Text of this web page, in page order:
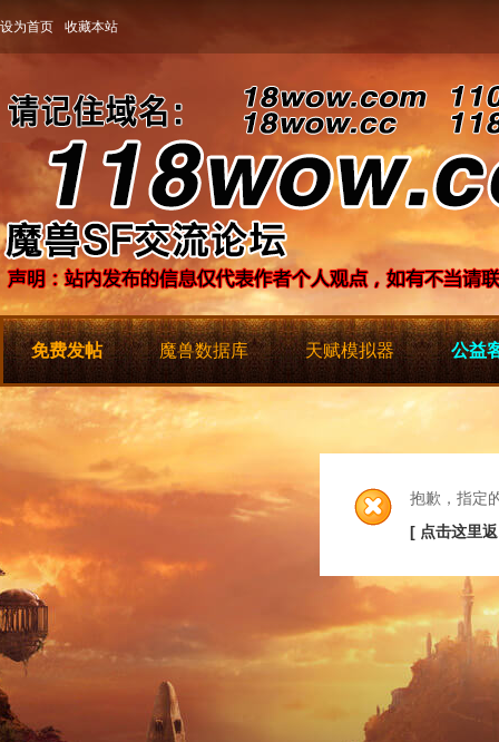
设为首页 收藏本站
免费发帖 魔兽数据库 天赋模拟器 公益
抱歉，指定
[ 点击这里